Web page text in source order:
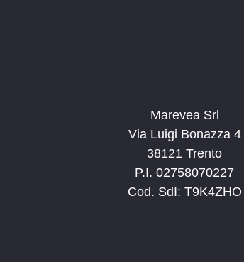
Marevea Srl
Via Luigi Bonazza 4
38121 Trento
P.I. 02758070227
Cod. SdI: T9K4ZHO